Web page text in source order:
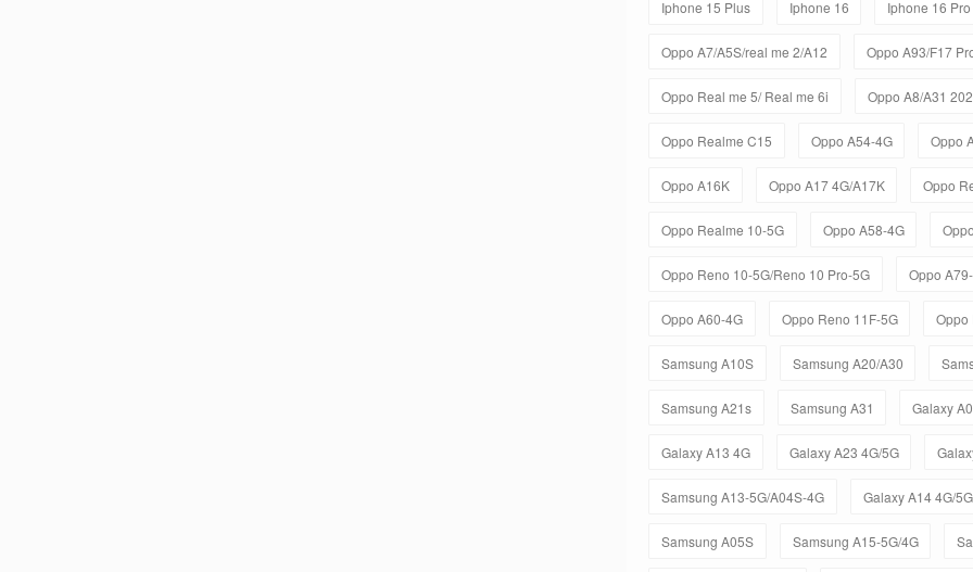
Iphone 15 Plus Iphone 16 Iphone 16 Pro
Oppo A7/A5S/real me 2/A12 Oppo A93/F17
Oppo Real me 5/ Real me 6i Oppo A8/A31
Oppo Realme C15 Oppo A54-4G Oppo
Oppo A16K Oppo A17 4G/A17K Oppo
Oppo Realme 10-5G Oppo A58-4G
Oppo Reno 10-5G/Reno 10 Pro-5G Oppo
Oppo A60-4G Oppo Reno 11F-5G Oppo
Samsung A10S Samsung A20/A30
Samsung A21s Samsung A31 Galaxy
Galaxy A13 4G Galaxy A23 4G/5G
Samsung A13-5G/A04S-4G Galaxy A14 4G/5G
Samsung A05S Samsung A15-5G/4G